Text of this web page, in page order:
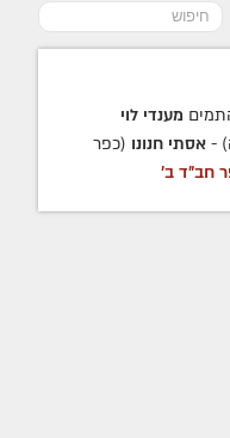
מענדי לוי
-אסתי חנונו (כפר
חב"ד ב'